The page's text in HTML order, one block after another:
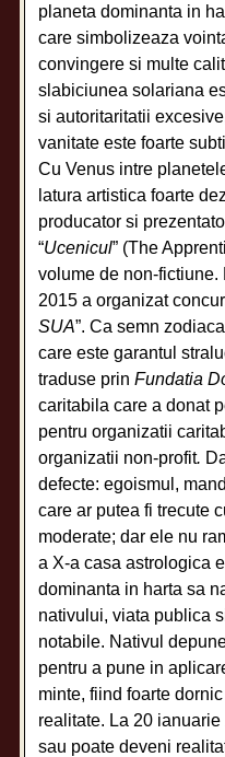
planeta dominanta in
care simbolizeaza
convingere si multe
slabiciunea solariana
si autoritaritatii
vanitate este foarte
Cu Venus intre
latura artistica foarte
producator si
“Ucenicul” (The
volume de non-
2015 a organizat
SUA”. Ca semn
care este garantul
traduse prinFundatia
caritabila care a donat
pentru organizatii
organizatii non-profit.
defecte: egoismul,
care ar putea fi trecute
moderate; dar ele nu
a X-a casa astrologica
dominanta in harta sa
nativului, viata publica
notabile. Nativul
pentru a pune in
minte, fiind foarte
realitate. La 20
sau poate deveni